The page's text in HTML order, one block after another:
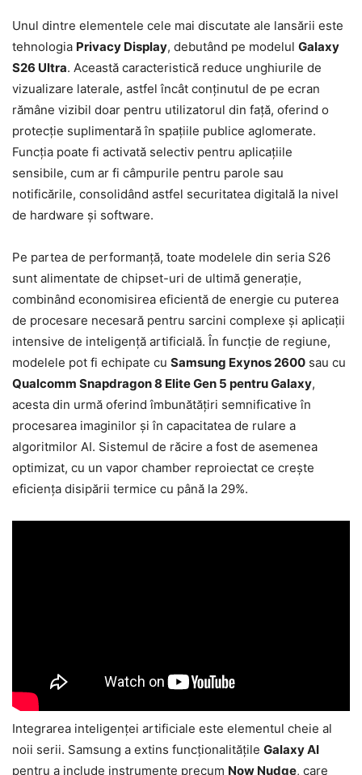
Unul dintre elementele cele mai discutate ale lansării este
tehnologia Privacy Display, debutând pe modelul Galaxy
S26 Ultra. Această caracteristică reduce unghiurile de
vizualizare laterale, astfel încât conținutul de pe ecran
rămâne vizibil doar pentru utilizatorul din față, oferind o
protecție suplimentară în spațiile publice aglomerate.
Funcția poate fi activată selectiv pentru aplicațiile
sensibile, cum ar fi câmpurile pentru parole sau
notificările, consolidând astfel securitatea digitală la nivel
de hardware și software.
Pe partea de performanță, toate modelele din seria S26
sunt alimentate de chipset-uri de ultimă generație,
combinând economisirea eficientă de energie cu puterea
de procesare necesară pentru sarcini complexe și aplicații
intensive de inteligență artificială. În funcție de regiune,
modelele pot fi echipate cu Samsung Exynos 2600 sau cu
Qualcomm Snapdragon 8 Elite Gen 5 pentru Galaxy,
acesta din urmă oferind îmbunătățiri semnificative în
procesarea imaginilor și în capacitatea de rulare a
algoritmilor AI. Sistemul de răcire a fost de asemenea
optimizat, cu un vapor chamber reproiectat ce crește
eficiența disipării termice cu până la 29%.
Integrarea inteligenței artificiale este elementul cheie al
noii serii. Samsung a extins funcționalitățile Galaxy AI
pentru a include instrumente precum Now Nudge, care